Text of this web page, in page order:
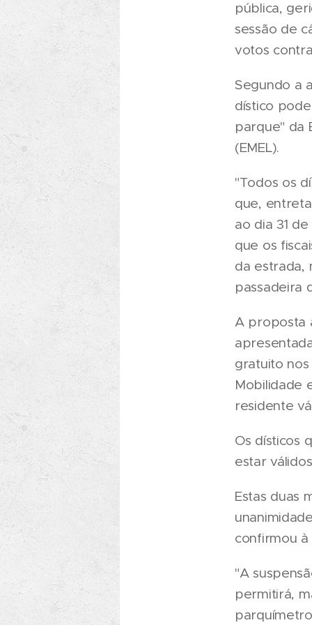
pública,
sessão de
votos
Segundo a
dístico
parque" da
(EMEL).
"Todos os
que,
ao dia 31
que os
da estrada,
passadeira
A proposta
gratuito
Mobilidade
residente
Os dísticos
estar
Estas duas
confirmou à
"A
permitirá,